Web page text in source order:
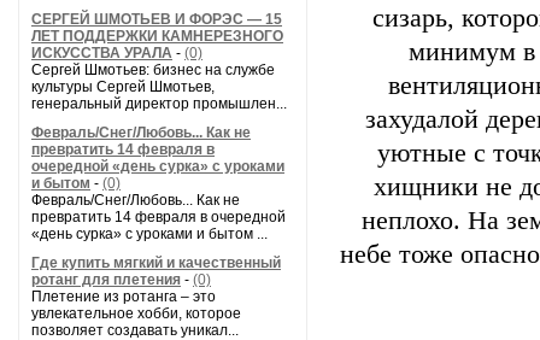
СЕРГЕЙ ШМОТЬЕВ И ФОРЭС — 15
ЛЕТ ПОДДЕРЖКИ КАМНЕРЕЗНОГО
ИСКУССТВА УРАЛА - (0)
Сергей Шмотьев: бизнес на службе
культуры Сергей Шмотьев,
генеральный директор промышлен...
Февраль/Снег/Любовь... Как не
превратить 14 февраля в
очередной «день сурка» с уроками
и бытом - (0)
Февраль/Снег/Любовь... Как не
превратить 14 февраля в очередной
«день сурка» с уроками и бытом ...
Где купить мягкий и качественный
ротанг для плетения - (0)
Плетение из ротанга – это
увлекательное хобби, которое
позволяет создавать уникал...
сизарь,
минимум в
захудалой
уютные с
хищники не
неплохо. На
небе тоже